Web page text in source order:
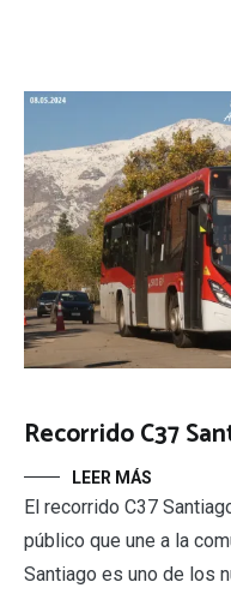
Recorrido C37
LEER MÁS
El recorrido C37
público que une a la
Santiago es uno de los